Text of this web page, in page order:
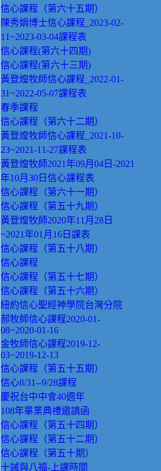
信心課程（第六十五期）
陳秀娟博士信心課程_2023-02-
11~2023-03-04課程表
信心課程(第六十四期)
信心課程(第六十三期)
黃登煌牧師信心課程_2022-01-
31~2022-05-07課程表
春季課程
信心課程（第六十二期）
黃登煌牧師信心課程_2021-10-
23~2021-11-27課程表
黃登煌牧師2021年09月04日-2021
年10月30日信心課程表
信心課程（第六十一期）
信心課程（第五十九期）
黃登煌牧師2020年11月28日
~2021年01月16日課表
信心課程（第五十八期）
信心課程
信心課程（第五十七期）
信心課程（第五十六期）
紐約信心聖經神學院台灣分院
郝牧師信心課程2020-01-
08~2020-01-16
金牧師信心課程2019-12-
03~2019-12-13
信心課程（第五十五期）
信心8/31--9/28課程
慶祝台中中會40週年
108年畢業典禮邀請函
信心課程（第五十四期）
信心課程（第五十二期）
信心課程（第五十期）
十誡與八福-上課時間